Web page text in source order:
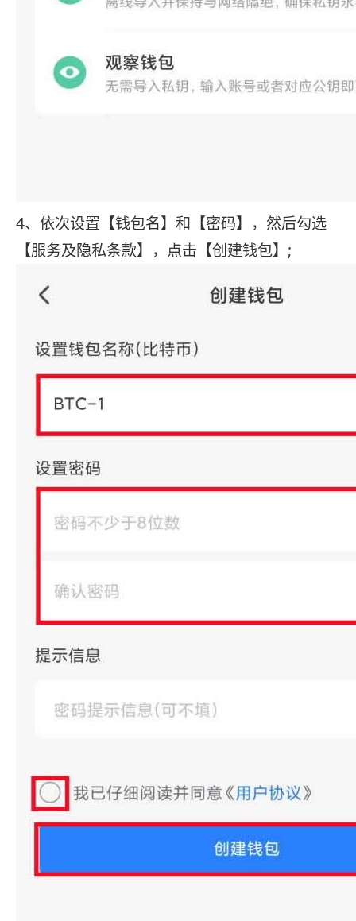
4、依次设置【钱包名】和【密码】，然后勾选
【服务及隐私条款】，点击【创建钱包】;